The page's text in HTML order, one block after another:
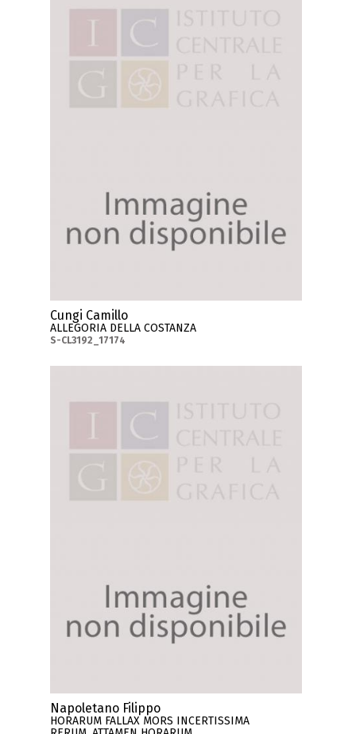
Cungi Camillo
ALLEGORIA DELLA COSTANZA
S-CL3192_17174
Napoletano Filippo
HORARUM FALLAX MORS INCERTISSIMA